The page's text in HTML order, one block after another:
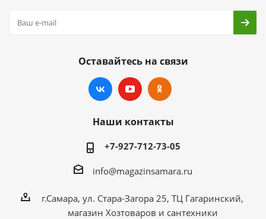
Оставайтесь на связи
Наши контакты
+7-927-712-73-05
info@magazinsamara.ru
г.Самара, ул. Стара-Загора 25, ТЦ Гагаринский,
магазин Хозтоваров и сантехники